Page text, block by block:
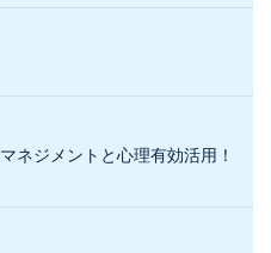
ネジメントと心理有効活用！